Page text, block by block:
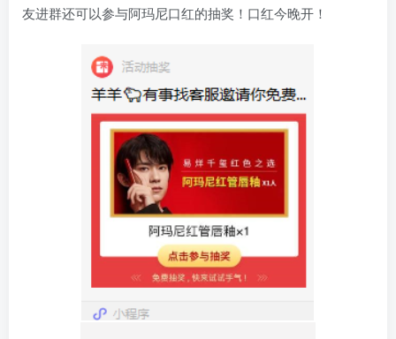
友进群还可以参与阿玛尼口红的抽奖！口红今晚开！